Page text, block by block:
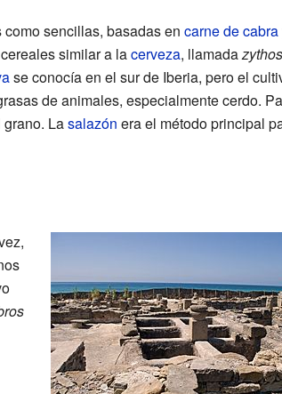
sencillas, basadas en carne de cabra
similar a lacerveza, llamadazythos
se conocía en el sur de Iberia, pero el
de animales, especialmente cerdo.
Lasalazón era el método principal